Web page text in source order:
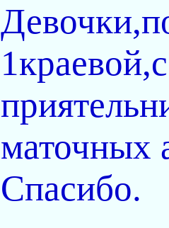
маточных
Спасибо.